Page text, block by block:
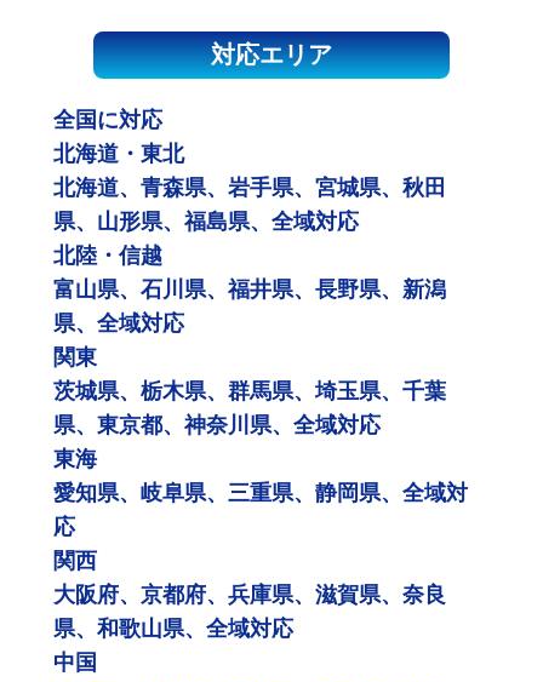
対応エリア
全国に対応
北海道・東北
北海道、青森県、岩手県、宮城県、秋田
県、山形県、福島県、全域対応
北陸・信越
富山県、石川県、福井県、長野県、新潟
県、全域対応
関東
茨城県、栃木県、群馬県、埼玉県、千葉
県、東京都、神奈川県、全域対応
東海
愛知県、岐阜県、三重県、静岡県、全域対
応
関西
大阪府、京都府、兵庫県、滋賀県、奈良
県、和歌山県、全域対応
中国